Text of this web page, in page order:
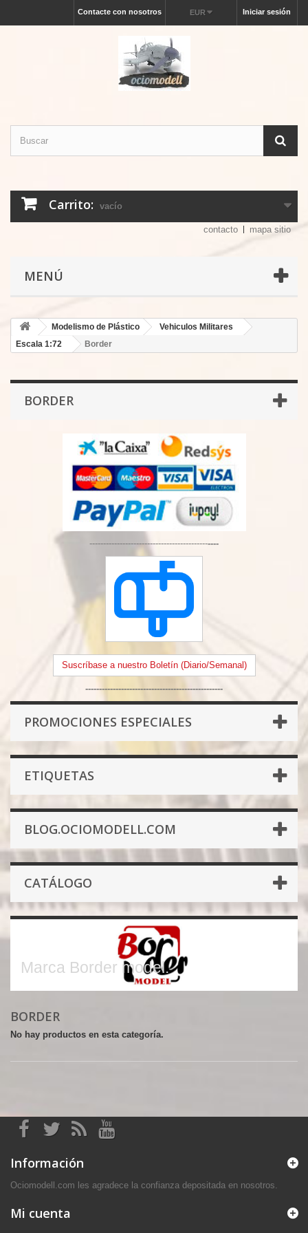
Iniciar sesión
EUR
Contacte con nosotros
Carrito: vacío
contacto mapa sitio
MENÚ
Modelismo de Plástico
Vehiculos Militares
Escala 1:72
Border
BORDER
-----------------------------------------------
Suscríbase a nuestro Boletín (Diario/Semanal)
--------------------------------------------------
PROMOCIONES ESPECIALES
ETIQUETAS
BLOG.OCIOMODELL.COM
CATÁLOGO
Marca Border model.
BORDER
No hay productos en esta categoría.
Información
Ociomodell.com les agradece la confianza depositada en nosotros.
Mi cuenta